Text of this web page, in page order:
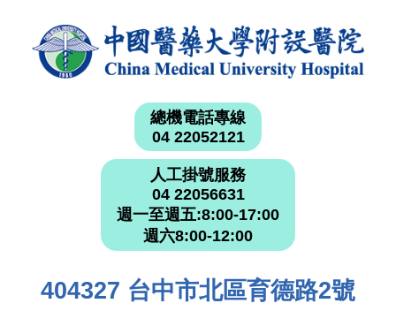
總機電話專線
04 22052121
人工掛號服務
04 22056631
週一至週五:8:00-17:00
週六8:00-12:00
404327 台中市北區育德路2號